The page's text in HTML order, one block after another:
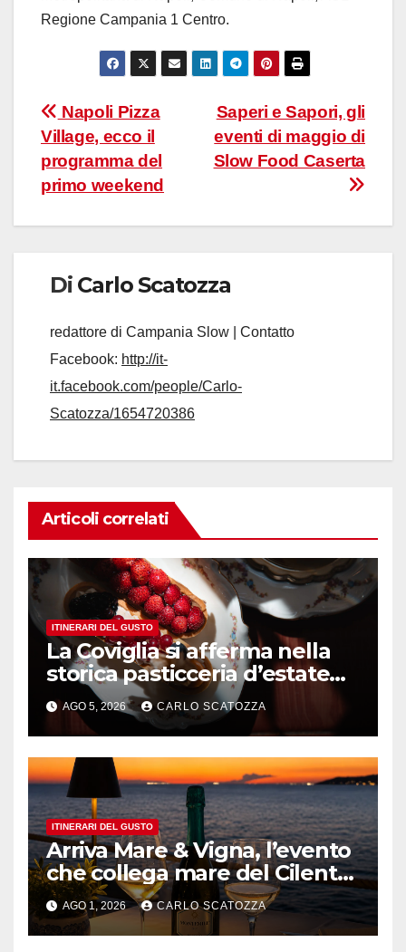
Regione Campania 1 Centro.
Navigazione
articoli
Saperi e Sapori, gli
eventi di maggio di
Slow Food Caserta
Napoli Pizza
Village, ecco il
programma del
primo weekend
Di Carlo Scatozza
redattore di Campania Slow | Contatto
Facebook: http://it-
it.facebook.com/people/Carlo-
Scatozza/1654720386
Articoli correlati
ITINERARI DEL GUSTO
La Coviglia si afferma nella
storica pasticceria d’estate
ma il top rimane la
sfogliatella, in diretta da
Pintauro
AGO 5, 2026 CARLO SCATOZZA
ITINERARI DEL GUSTO
Arriva Mare & Vigna, l’evento
che collega mare del Cilento
e vini irpini
AGO 1, 2026 CARLO SCATOZZA